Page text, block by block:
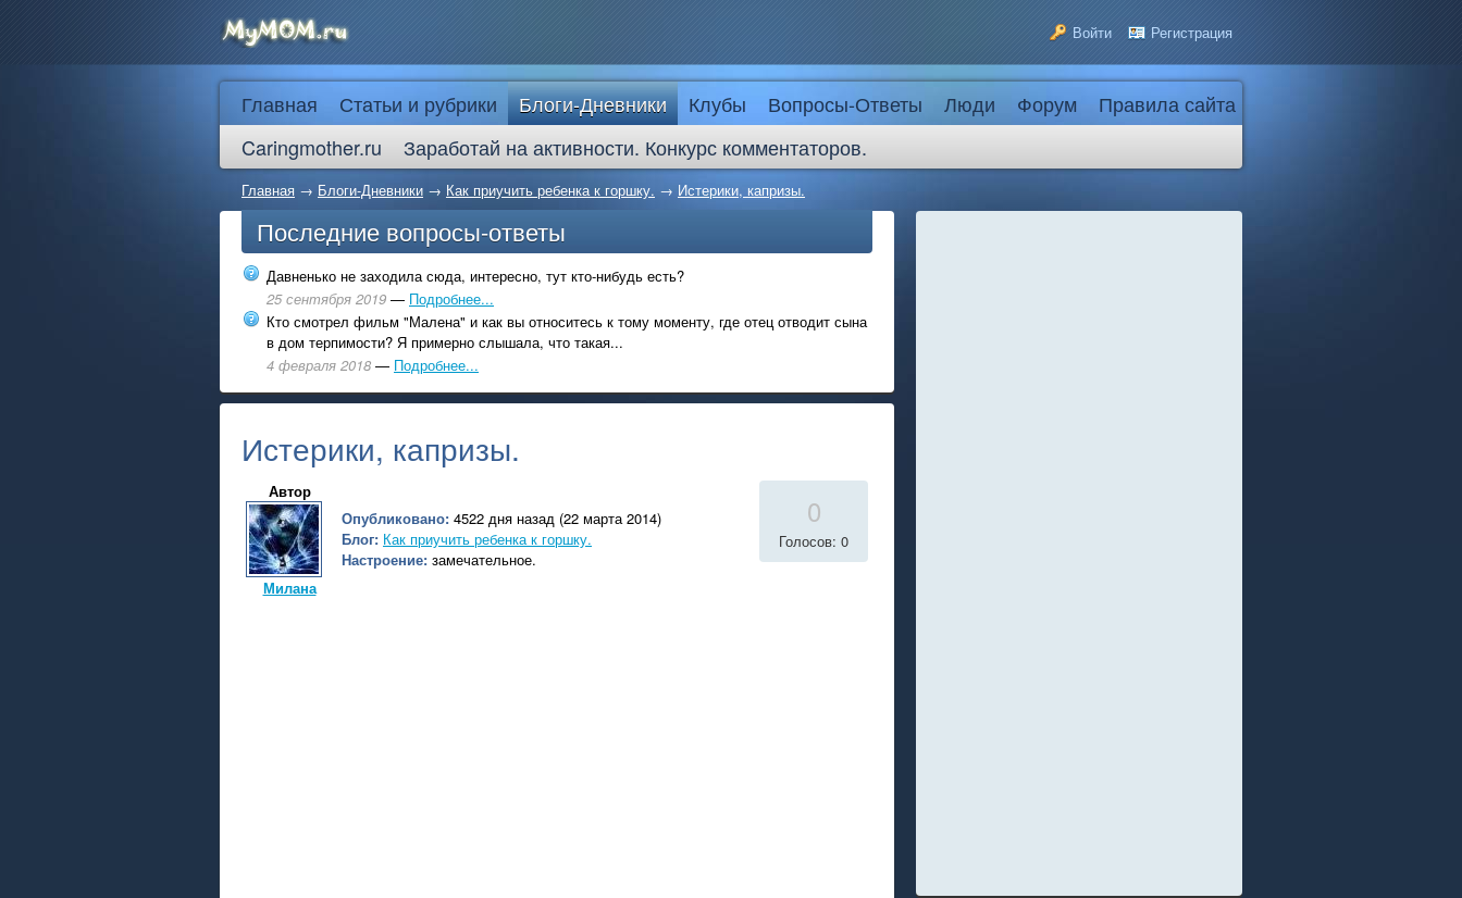
Войти Регистрация
Главная Статьи и рубрики Блоги-Дневники Клубы Вопросы-Ответы Люди Форум
Правила сайта
Caringmother.ru
Заработай на активности. Конкурс комментаторов.
Главная → Блоги-Дневники → Как приучить ребенка к горшку. → Истерики, капризы.
Последние вопросы-ответы
Давненько не заходила сюда, интересно, тут кто-нибудь есть?
25 сентября 2019 — Подробнее...
Кто смотрел фильм "Малена" и как вы относитесь к тому моменту, где отец отводит сына
в дом терпимости? Я примерно слышала, что такая...
4 февраля 2018 — Подробнее...
Истерики, капризы.
Автор
Милана
Опубликовано: 4522 дня назад (22 марта 2014)
Блог: Как приучить ребенка к горшку.
Настроение: замечательное.
0
Голосов: 0